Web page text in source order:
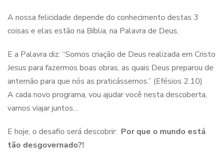
A nossa felicidade depende do conhecimento destas 3
coisas e elas estão na Bíblia, na Palavra de Deus.
E a Palavra diz: “Somos criação de Deus realizada em Cristo
Jesus para fazermos boas obras, as quais Deus preparou de
antemão para que nós as praticássemos.” (Efésios 2.10)
A cada novo programa, vou ajudar você nesta descoberta,
vamos viajar juntos…
E hoje, o desafio será descobrir: Por que o mundo está
tão desgovernado?!